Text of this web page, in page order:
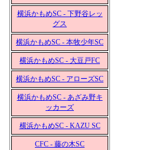
横浜かもめSC - 下野谷レッ
グス
横浜かもめSC - 本牧少年SC
横浜かもめSC - 大豆戸FC
横浜かもめSC - アローズSC
横浜かもめSC - あざみ野キ
ッカーズ
横浜かもめSC - KAZU SC
CFC - 藤の木SC